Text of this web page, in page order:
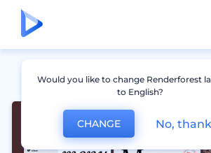
Would you like to change Renderforest
to English?
CHANGE No,